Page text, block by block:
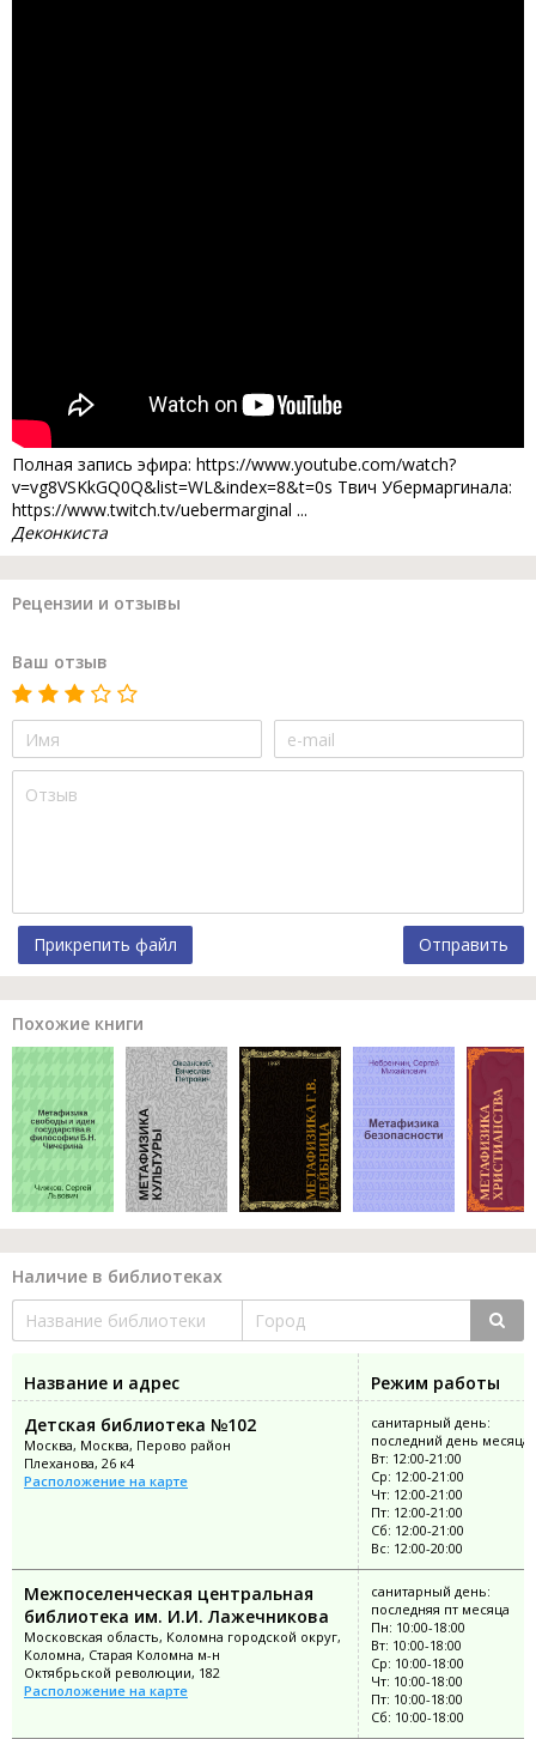
Полная запись эфира: https://www.youtube.com/watch?
v=vg8VSKkGQ0Q&list=WL&index=8&t=0s Твич Убермаргинала:
https://www.twitch.tv/uebermarginal ...
Деконкиста
Рецензии и отзывы
Ваш отзыв
Прикрепить файл Отправить
Похожие книги
Наличие в библиотеках
Название и адрес
Режим работы
Детская библиотека №102
Москва, Москва, Перово район
Плеханова, 26 к4
Расположение на карте
санитарный день:
последний день месяца
Вт: 12:00-21:00
Ср: 12:00-21:00
Чт: 12:00-21:00
Пт: 12:00-21:00
Сб: 12:00-21:00
Вс: 12:00-20:00
Межпоселенческая центральная
библиотека им. И.И. Лажечникова
Московская область, Коломна городской округ,
Коломна, Старая Коломна м-н
Октябрьской революции, 182
Расположение на карте
санитарный день:
последняя пт месяца
Пн: 10:00-18:00
Вт: 10:00-18:00
Ср: 10:00-18:00
Чт: 10:00-18:00
Пт: 10:00-18:00
Сб: 10:00-18:00